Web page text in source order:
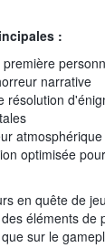
:
narrative
résolution
atmosphérique
optimisée
en quête de
éléments de
sur le